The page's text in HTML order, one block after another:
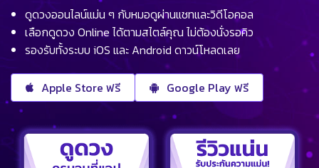
ดูดวงออนไลน์แม่น ๆ กับหมอดูผ่านแชทและวิดีโอคอล
เลือกดูดวง Online ได้ตามสไตล์คุณ ไม่ต้องนั่งรอคิว
รองรับทั้งระบบ iOS และ Android ดาวน์โหลดเลย
Apple Store ฟรี Google Play ฟรี